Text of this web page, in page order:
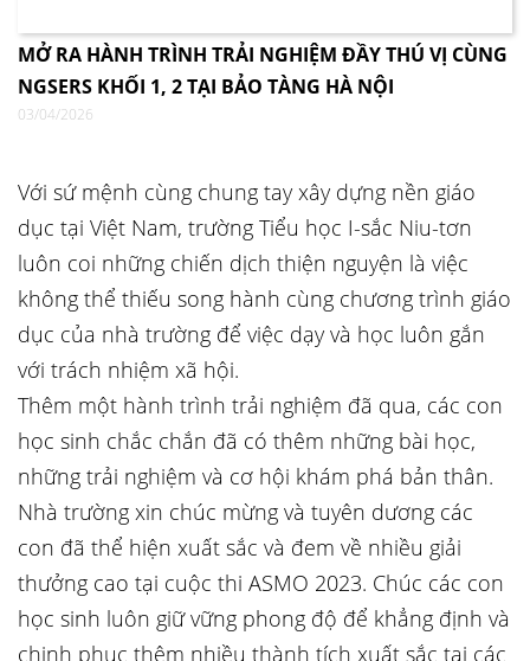
MỞ RA HÀNH TRÌNH TRẢI NGHIỆM ĐẦY THÚ VỊ CÙNG
NGSERS KHỐI 1, 2 TẠI BẢO TÀNG HÀ NỘI
03/04/2026
Với sứ mệnh cùng chung tay xây dựng nền giáo
dục tại Việt Nam, trường Tiểu học I-sắc Niu-tơn
luôn coi những chiến dịch thiện nguyện là việc
không thể thiếu song hành cùng chương trình giáo
dục của nhà trường để việc dạy và học luôn gắn
với trách nhiệm xã hội.
Thêm một hành trình trải nghiệm đã qua, các con
học sinh chắc chắn đã có thêm những bài học,
những trải nghiệm và cơ hội khám phá bản thân.
Nhà trường xin chúc mừng và tuyên dương các
con đã thể hiện xuất sắc và đem về nhiều giải
thưởng cao tại cuộc thi ASMO 2023. Chúc các con
học sinh luôn giữ vững phong độ để khẳng định và
chinh phục thêm nhiều thành tích xuất sắc tại các